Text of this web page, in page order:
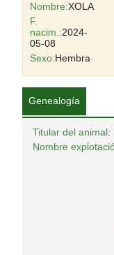
Nombre:XOLA
F.
nacim.:2024-
05-08
Sexo:Hembra
Genealogía
Titular del animal:
Nombre